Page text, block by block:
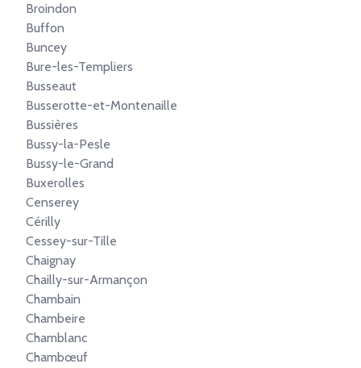
Broindon
Buffon
Buncey
Bure-les-Templiers
Busseaut
Busserotte-et-Montenaille
Bussières
Bussy-la-Pesle
Bussy-le-Grand
Buxerolles
Censerey
Cérilly
Cessey-sur-Tille
Chaignay
Chailly-sur-Armançon
Chambain
Chambeire
Chamblanc
Chambœuf